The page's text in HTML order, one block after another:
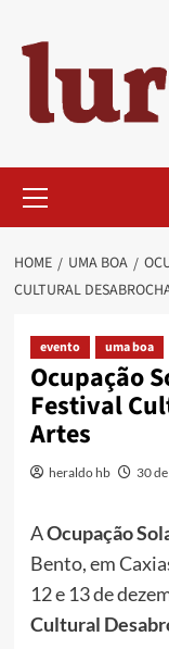
content
Menu
HOME UMA BOA
CULTURAL
evento uma boa
Ocupação
Festival
Artes
heraldo hb 30
AOcupação
Bento, em
12 e 13 de
Cultural